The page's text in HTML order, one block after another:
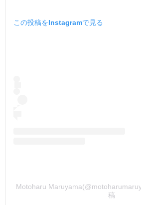
この投稿をInstagramで見る
Motoharu
稿